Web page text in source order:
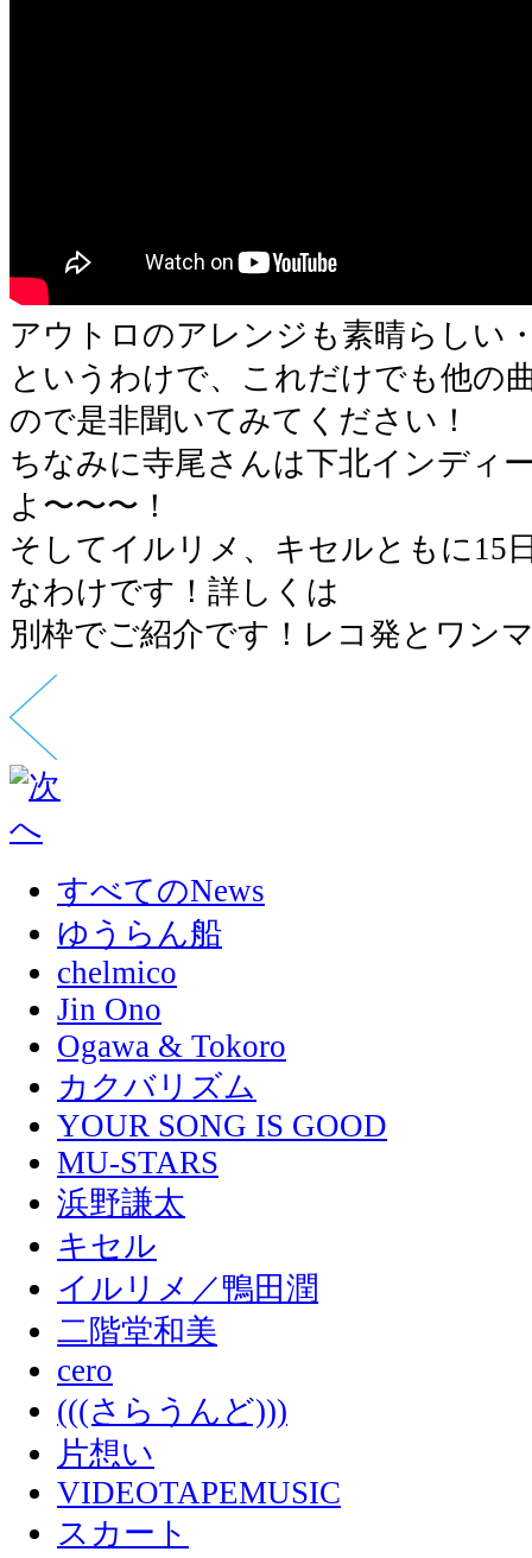
アウトロのアレンジも素晴らしい
というわけで、これだけでも他の
ので是非聞いてみてください！
ちなみに寺尾さんは下北インディ
よ〜〜〜！
そしてイルリメ、キセルともに15
なわけです！詳しくは
別枠でご紹介です！レコ発とワン
すべてのNews
ゆうらん船
chelmico
Jin Ono
Ogawa & Tokoro
カクバリズム
YOUR SONG IS GOOD
MU-STARS
浜野謙太
キセル
イルリメ／鴨田潤
二階堂和美
cero
(((さらうんど)))
片想い
VIDEOTAPEMUSIC
スカート